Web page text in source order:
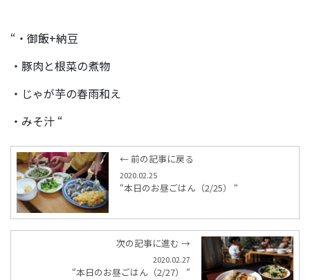
“・御飯+納豆
・豚肉と根菜の煮物
・じゃが芋の春雨和え
・みそ汁 “
← 前の記事に戻る
2020.02.25
“本日のお昼ごはん（2/25） “
次の記事に進む →
2020.02.27
“本日のお昼ごはん（2/27） “